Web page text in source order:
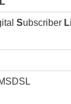
SubscriberL